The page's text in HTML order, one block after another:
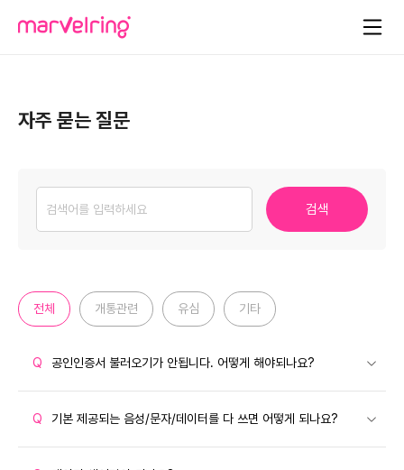
자주 묻는 질문
검색
전체 개통관련 유심 기타
Q 공인인증서 불러오기가 안됩니다. 어떻게 해야되나요?
Q 기본 제공되는 음성/문자/데이터를 다 쓰면 어떻게 되나요?